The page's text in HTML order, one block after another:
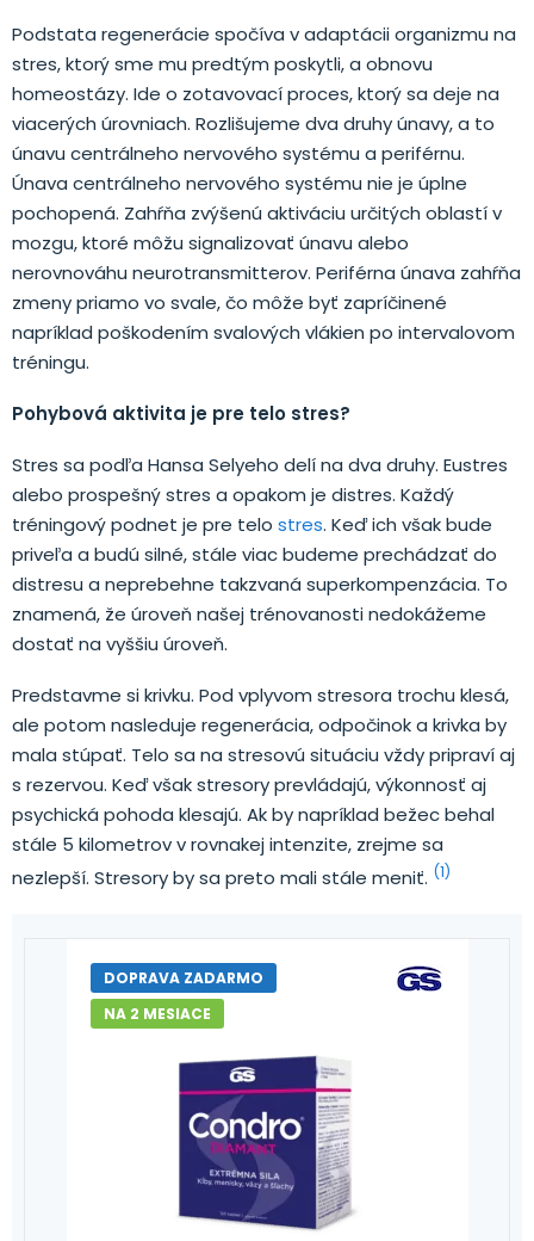
Podstata regenerácie spočíva v adaptácii organizmu na
stres, ktorý sme mu predtým poskytli, a obnovu
homeostázy. Ide o zotavovací proces, ktorý sa deje na
viacerých úrovniach. Rozlišujeme dva druhy únavy, a to
únavu centrálneho nervového systému a periférnu.
Únava centrálneho nervového systému nie je úplne
pochopená. Zahŕňa zvýšenú aktiváciu určitých oblastí v
mozgu, ktoré môžu signalizovať únavu alebo
nerovnováhu neurotransmitterov. Periférna únava zahŕňa
zmeny priamo vo svale, čo môže byť zapríčinené
napríklad poškodením svalových vlákien po intervalovom
tréningu.
Pohybová aktivita je pre telo stres?
Stres sa podľa Hansa Selyeho delí na dva druhy. Eustres
alebo prospešný stres a opakom je distres. Každý
tréningový podnet je pre telo stres. Keď ich však bude
priveľa a budú silné, stále viac budeme prechádzať do
distresu a neprebehne takzvaná superkompenzácia. To
znamená, že úroveň našej trénovanosti nedokážeme
dostať na vyššiu úroveň.
Predstavme si krivku. Pod vplyvom stresora trochu klesá,
ale potom nasleduje regenerácia, odpočinok a krivka by
mala stúpať. Telo sa na stresovú situáciu vždy pripraví aj
s rezervou. Keď však stresory prevládajú, výkonnosť aj
psychická pohoda klesajú. Ak by napríklad bežec behal
stále 5 kilometrov v rovnakej intenzite, zrejme sa
nezlepší. Stresory by sa preto mali stále meniť. (1)
DOPRAVA ZADARMO
NA 2 MESIACE